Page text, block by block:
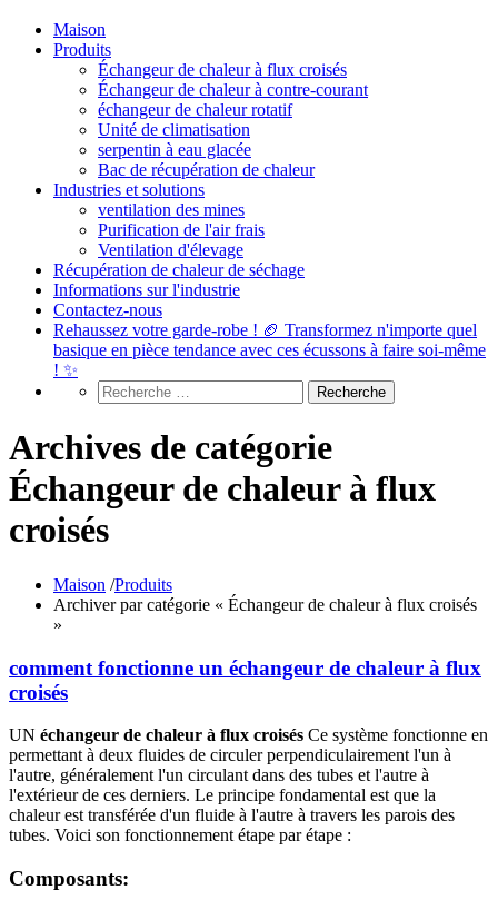
Maison
Produits
Échangeur de chaleur à flux croisés
Échangeur de chaleur à contre-courant
échangeur de chaleur rotatif
Unité de climatisation
serpentin à eau glacée
Bac de récupération de chaleur
Industries et solutions
ventilation des mines
Purification de l'air frais
Ventilation d'élevage
Récupération de chaleur de séchage
Informations sur l'industrie
Contactez-nous
Rehaussez votre garde-robe ! 🏈 Transformez n'importe quel
basique en pièce tendance avec ces écussons à faire soi-même
! ✨
Archives de catégorie
Échangeur de chaleur à flux
croisés
Maison /Produits
Archiver par catégorie « Échangeur de chaleur à flux croisés
»
comment fonctionne un échangeur de chaleur à flux
croisés
UN échangeur de chaleur à flux croisés Ce système fonctionne en
permettant à deux fluides de circuler perpendiculairement l'un à
l'autre, généralement l'un circulant dans des tubes et l'autre à
l'extérieur de ces derniers. Le principe fondamental est que la
chaleur est transférée d'un fluide à l'autre à travers les parois des
tubes. Voici son fonctionnement étape par étape :
Composants: